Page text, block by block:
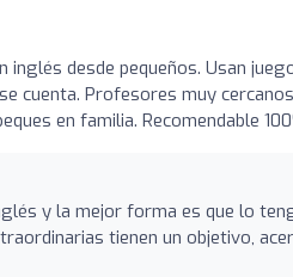
inglés desde pequeños. Usan
cuenta. Profesores muy
en familia. Recomendable
y la mejor forma es que lo
tienen un objetivo,